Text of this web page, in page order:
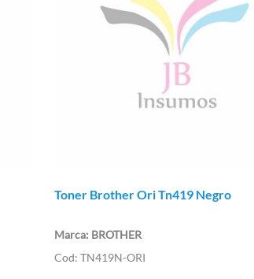
Toner Brother Ori Tn419 Negro
BROTHER
TN419N-ORI